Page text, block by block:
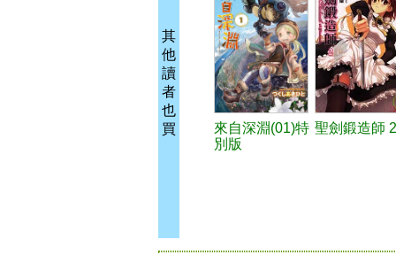
其
他
讀
者
也
買
來自深淵(01)特
別版
聖劍鍛造師 2